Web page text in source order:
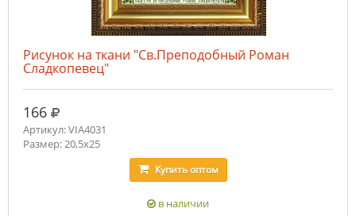
Рисунок на ткани "Св.Преподобный Роман
Сладкопевец"
166 руб.
Артикул: VIA4031
Размер: 20,5х25
Купитьоптом
в наличии